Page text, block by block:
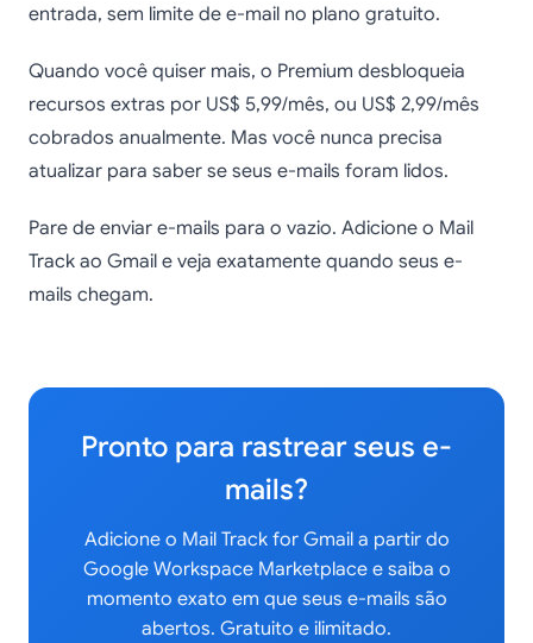
entrada, sem limite de e-mail no plano gratuito.
Quando você quiser mais, o Premium desbloqueia
recursos extras por US$ 5,99/mês, ou US$ 2,99/mês
cobrados anualmente. Mas você nunca precisa
atualizar para saber se seus e-mails foram lidos.
Pare de enviar e-mails para o vazio. Adicione o Mail
Track ao Gmail e veja exatamente quando seus e-
mails chegam.
Pronto para rastrear seus e-
mails?
Adicione o Mail Track for Gmail a partir do
Google Workspace Marketplace e saiba o
momento exato em que seus e-mails são
abertos. Gratuito e ilimitado.